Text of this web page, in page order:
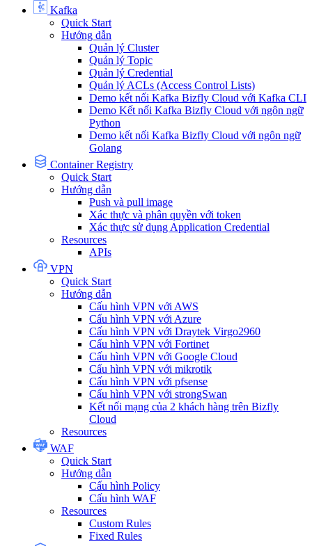
Kafka
Quick Start
Hướng dẫn
Quản lý Cluster
Quản lý Topic
Quản lý Credential
Quản lý ACLs (Access Control Lists)
Demo kết nối Kafka Bizfly Cloud với Kafka CLI
Demo Kết nối Kafka Bizfly Cloud với ngôn ngữ
Python
Demo kết nối Kafka Bizfly Cloud với ngôn ngữ
Golang
Container Registry
Quick Start
Hướng dẫn
Push và pull image
Xác thực và phân quyền với token
Xác thực sử dụng Application Credential
Resources
APIs
VPN
Quick Start
Hướng dẫn
Cấu hình VPN với AWS
Cấu hình VPN với Azure
Cấu hình VPN với Draytek Virgo2960
Cấu hình VPN với Fortinet
Cấu hình VPN với Google Cloud
Cấu hình VPN với mikrotik
Cấu hình VPN với pfsense
Cấu hình VPN với strongSwan
Kết nối mạng của 2 khách hàng trên Bizfly
Cloud
Resources
WAF
Quick Start
Hướng dẫn
Cấu hình Policy
Cấu hình WAF
Resources
Custom Rules
Fixed Rules